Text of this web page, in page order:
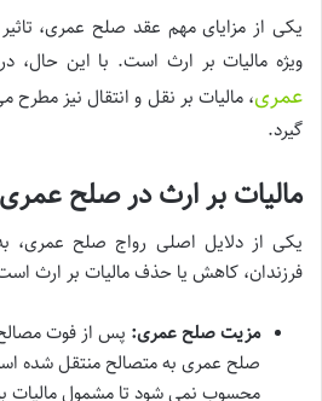
یکی از مزایای مهم عقد صلح عمری،
ویژه مالیات بر ارث است. با این حال،
عمری، مالیات بر نقل و انتقال نیز مطرح
گیرد.
مالیات بر ارث در صلح عمری
یکی از دلایل اصلی رواج صلح عمری،
فرزندان، کاهش یا حذف مالیات بر ارث
مزیت صلح عمری: پس از فوت
صلح عمری به متصالح منتقل شده
محسوب نمی شود تا مشمول مالیات